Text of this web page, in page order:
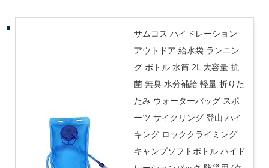
サムコス ハイドレーション
アウトドア 給水袋 ランニン
グ ボトル 水筒 2L 大容量 抗
菌 無臭 水分補給 軽量 折りた
たみ ウォーターバッグ スポ
ーツ サイクリング 登山 ハイ
キング ロッククライミング
キャンプソフトボトル ハイド